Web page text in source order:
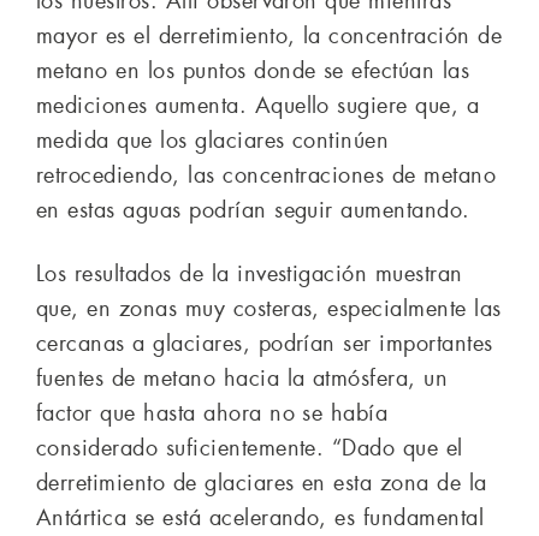
mayor es el derretimiento, la concentración de
metano en los puntos donde se efectúan las
mediciones aumenta. Aquello sugiere que, a
medida que los glaciares continúen
retrocediendo, las concentraciones de metano
en estas aguas podrían seguir aumentando.
Los resultados de la investigación muestran
que, en zonas muy costeras, especialmente las
cercanas a glaciares, podrían ser importantes
fuentes de metano hacia la atmósfera, un
factor que hasta ahora no se había
considerado suficientemente. “Dado que el
derretimiento de glaciares en esta zona de la
Antártica se está acelerando, es fundamental